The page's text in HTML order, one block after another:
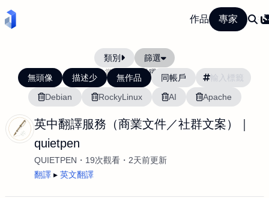
作品 專家
類別 篩選
當前排序: 活躍度
無頭像 描述少 無作品
同帳戶
Debian
RockyLinux AI Apache
英中翻譯服務（商業文件／社群文案）｜
quietpen
QUIETPEN 19次觀看
2天前更新
翻譯
英文翻譯